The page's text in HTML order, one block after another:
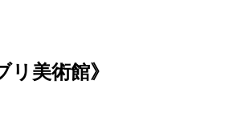
美術館》